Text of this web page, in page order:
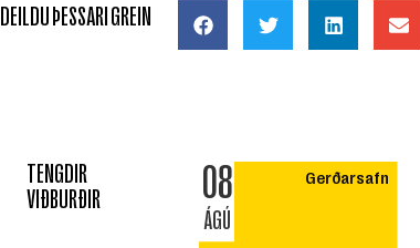
DEILDU ÞESSARI GREIN
TENGDIR
VIÐBURÐIR
08
ÁGÚ
Gerðarsafn